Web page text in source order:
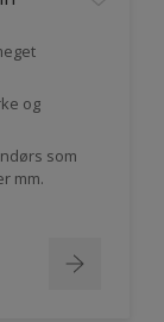
og
som
mm.